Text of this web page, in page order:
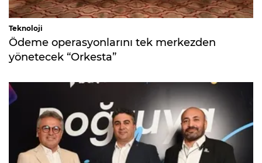
Teknoloji
Ödeme operasyonlarını tek merkezden
yönetecek “Orkesta”